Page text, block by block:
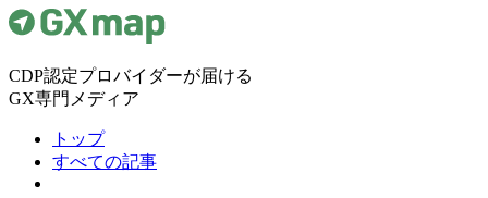
CDP認定プロバイダーが届ける
GX専門メディア
トップ
すべての記事